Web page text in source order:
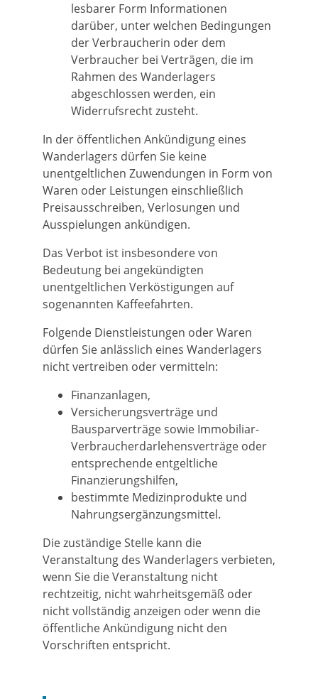
lesbarer Form Informationen
darüber, unter welchen Bedingungen
der Verbraucherin oder dem
Verbraucher bei Verträgen, die im
Rahmen des Wanderlagers
abgeschlossen werden, ein
Widerrufsrecht zusteht.
In der öffentlichen Ankündigung eines
Wanderlagers dürfen Sie keine
unentgeltlichen Zuwendungen in Form von
Waren oder Leistungen einschließlich
Preisausschreiben, Verlosungen und
Ausspielungen ankündigen.
Das Verbot ist insbesondere von
Bedeutung bei angekündigten
unentgeltlichen Verköstigungen auf
sogenannten Kaffeefahrten.
Folgende Dienstleistungen oder Waren
dürfen Sie anlässlich eines Wanderlagers
nicht vertreiben oder vermitteln:
Finanzanlagen,
Versicherungsverträge und
Bausparverträge sowie Immobiliar-
Verbraucherdarlehensverträge oder
entsprechende entgeltliche
Finanzierungshilfen,
bestimmte Medizinprodukte und
Nahrungsergänzungsmittel.
Die zuständige Stelle kann die
Veranstaltung des Wanderlagers verbieten,
wenn Sie die Veranstaltung nicht
rechtzeitig, nicht wahrheitsgemäß oder
nicht vollständig anzeigen oder wenn die
öffentliche Ankündigung nicht den
Vorschriften entspricht.